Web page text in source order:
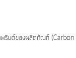
พรินต์ของผลิตภัณฑ์ (Carbon